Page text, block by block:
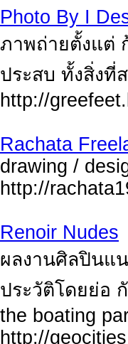
Photo By I
ภาพถ่ายตั้งแต่
ประสบ ทั้งสิ่งที่
http://
Rachata
drawing /
http://
Renoir Nudes
ผลงานศิลปินแ
ประวัติโดยย่อ
the boating
http://